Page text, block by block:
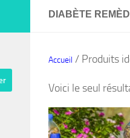
DIABÈTE
Accueil / Produits
Voici le seul